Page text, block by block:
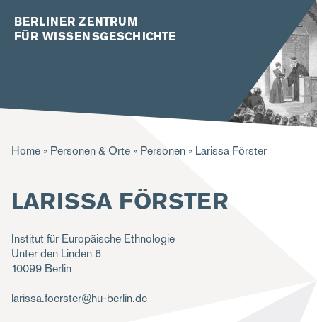
BERLINER ZENTRUM
FÜR WISSENSGESCHICHTE
P
a
n
a
v
Home Personen & Orte Personen Larissa Förster
LARISSA FÖRSTER
Institut für Europäische Ethnologie
Unter den Linden 6
10099 Berlin
larissa.foerster@hu-berlin.de